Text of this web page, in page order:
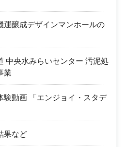
運醸成デザインマンホールの
中央水みらいセンター 汚泥処
業
験動画 「エンジョイ・スタデ
果など